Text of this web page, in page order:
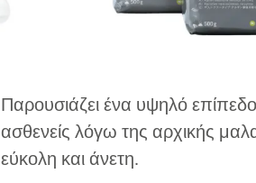
Παρουσιάζει ένα υψηλό επίπεδο
ασθενείς λόγω της αρχικής
εύκολη και άνετη.